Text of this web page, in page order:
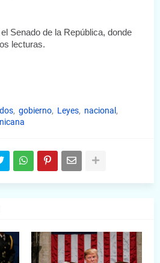
Senado de la República, donde
lecturas.
gobierno Leyes
nacional